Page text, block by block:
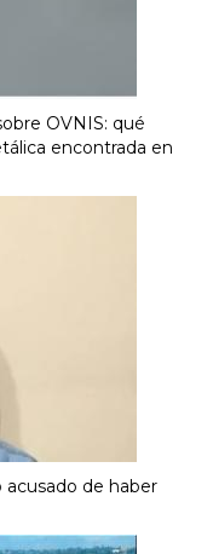
OVNIS: qué
encontrada en
de haber